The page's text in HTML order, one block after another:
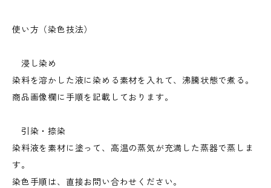
使い方（染色技法）
浸し染め
染料を溶かした液に染める素材を入れて、沸騰状態で煮る。
商品画像欄に手順を記載しております。
引染・捺染
染料液を素材に塗って、高温の蒸気が充満した蒸器で蒸しま
す。
染色手順は、直接お問い合わせください。